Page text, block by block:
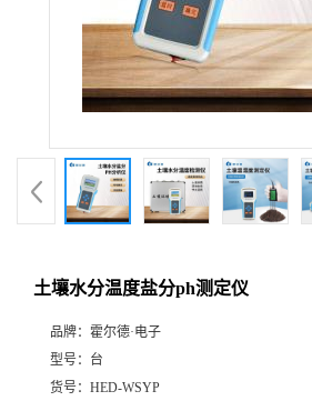
土壤水分温度盐分ph测定仪
品牌： 霍尔德·电子
型号： 台
货号： HED-WSYP